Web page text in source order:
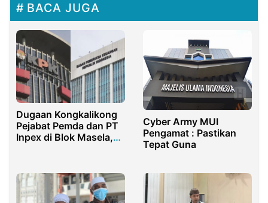
BACA JUGA
Dugaan Kongkalikong
Pejabat Pemda dan PT
Inpex di Blok Masela,
Proyek
Cyber Army MUI
Pengamat : Pastikan
Tepat Guna